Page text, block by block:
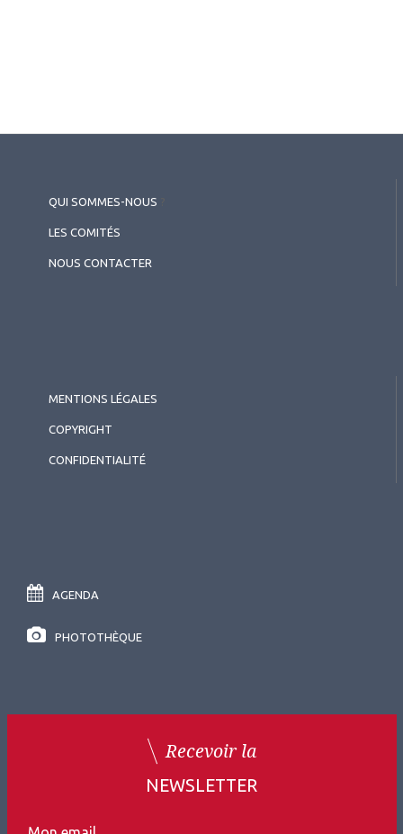
QUI SOMMES-NOUS
LES COMITÉS
NOUS CONTACTER
MENTIONS LÉGALES
COPYRIGHT
CONFIDENTIALITÉ
AGENDA
PHOTOTHÈQUE
Recevoir la
NEWSLETTER